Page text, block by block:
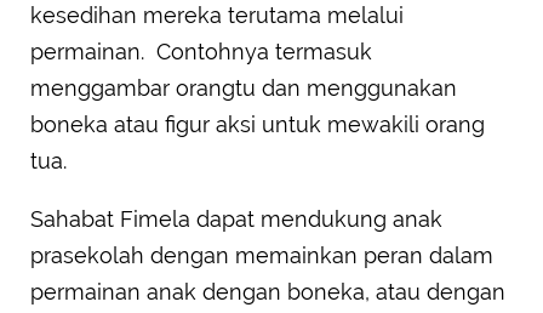
kesedihan mereka terutama melalui
permainan. Contohnya termasuk
menggambar orangtu dan menggunakan
boneka atau figur aksi untuk mewakili orang
tua.
Sahabat Fimela dapat mendukung anak
prasekolah dengan memainkan peran dalam
permainan anak dengan boneka, atau dengan